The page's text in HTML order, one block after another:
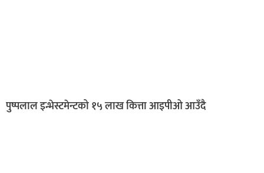
पुष्पलाल इन्भेस्टमेन्टको १५ लाख कित्ता आइपीओ आउँदै